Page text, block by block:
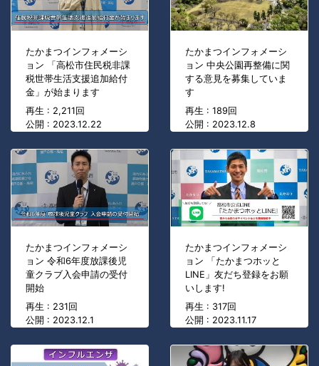
たかまつインフォメーシ
ョン 「高松市住民税非課
税世帯生活支援追加給付
金」が始まります
再生 : 2,211回
公開 : 2023.12.22
たかまつインフォメーシ
ョン 中央公園再整備に関
する意見を募集していま
す
再生 : 189回
公開 : 2023.12.8
たかまつインフォメーシ
ョン 令和6年度放課後児
童クラブ入会申請の受付
開始
再生 : 231回
公開 : 2023.12.1
たかまつインフォメーシ
ョン 「たかまつホッと
LINE」友だち登録をお願
いします!
再生 : 317回
公開 : 2023.11.17